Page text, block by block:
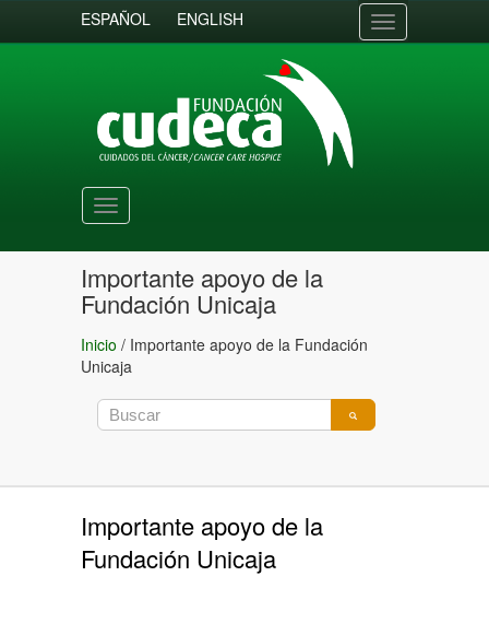
ESPAÑOL ENGLISH
Toggle
navigation
Toggle
navigation
Importante apoyo de la
Fundación Unicaja
Inicio / Importante apoyo de la Fundación
Unicaja
Importante apoyo de la
Fundación Unicaja